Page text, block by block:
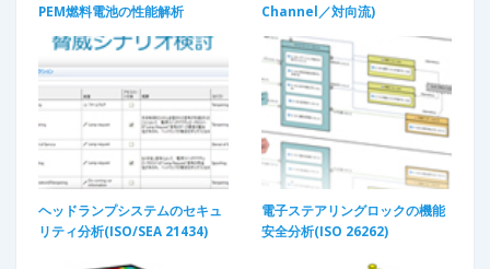
PEM燃料電池の性能解析
Channel／対向流)
ヘッドランプシステムのセキュ
リティ分析(ISO/SEA 21434)
電子ステアリングロックの機能
安全分析(ISO 26262)